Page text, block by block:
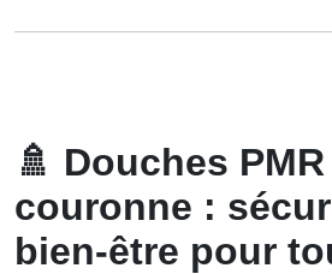
🚿 Douches
couronne :
bien-être pour